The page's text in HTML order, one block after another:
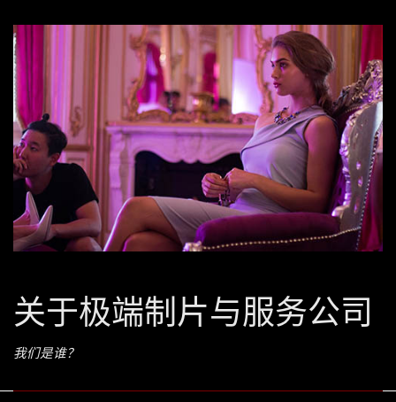
关于极端制片与服务公司
我们是谁？